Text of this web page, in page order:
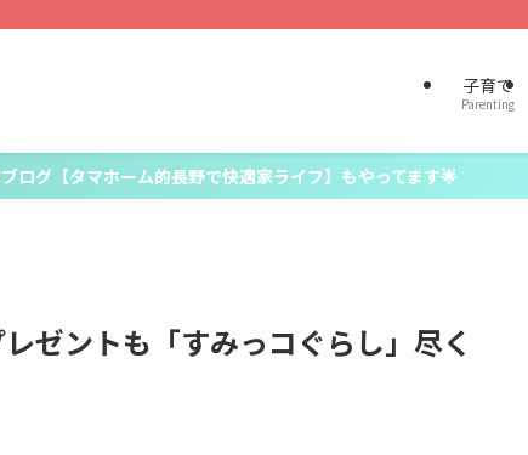
子育て
Parenting
ログ【タマホーム的長野で快適家ライフ】もやってます🌟
ゼントも「すみっコぐらし」尽く